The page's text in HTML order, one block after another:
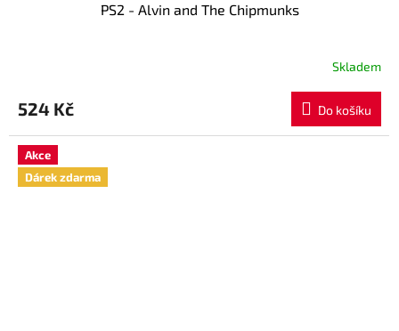
PS2 - Alvin and The Chipmunks
Skladem
524 Kč Do košíku
Akce
Dárek zdarma